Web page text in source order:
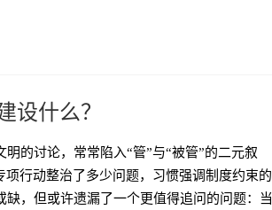
设什么？
的讨论，常常陷入“管”与“被管”的二元叙
项行动整治了多少问题，习惯强调制度约束的
缺，但或许遗漏了一个更值得追问的问题：当